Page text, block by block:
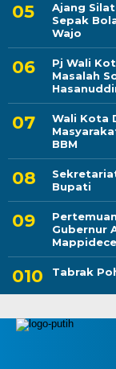
Ajang
Sepak
Wajo
Pj Wali
Masalah
Wali Kota
BBM
Bupati
Gubernur
Tabrak